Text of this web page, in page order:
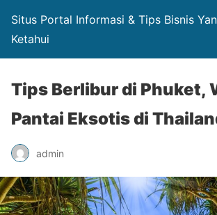
Situs Portal Informasi & Tips Bisnis
Ketahui
Tips Berlibur di Phuket,
Pantai Eksotis di
admin